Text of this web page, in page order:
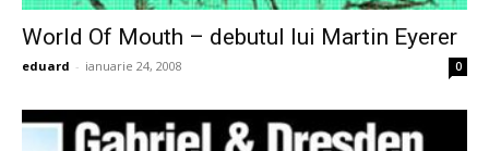
World Of Mouth – debutul lui Martin Eyerer
eduard - ianuarie 24, 2008 0